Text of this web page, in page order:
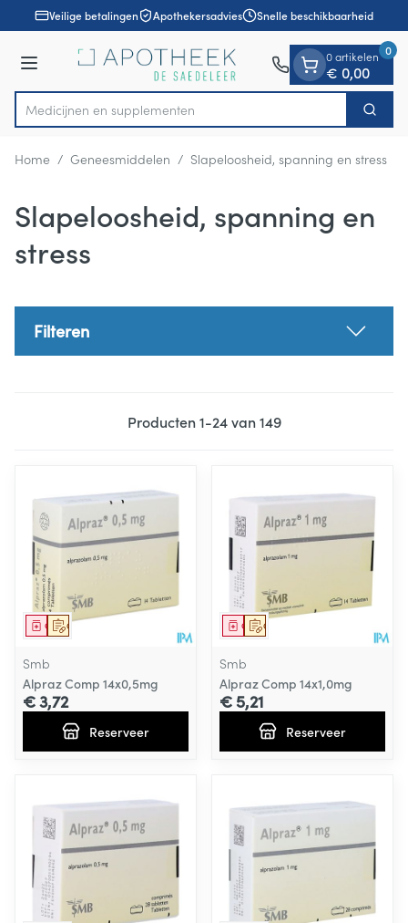
Ga naar de inhoud
1 van 1Veilige betalingen Apothekersadvies Snelle beschikbaarheid
Menu
Product, merk, categorie...
Medicij Zoek
0 artikelen
€ 0,00
0
Home / Geneesmiddelen / Slapeloosheid, spanning en stress
Slapeloosheid, spanning en
stress
Filteren
Producten1-24van149
Op voorschrift
Geneesmiddel
Smb
Alpraz Comp 14x0,5mg
€ 3,72
Reserveer
Op voorschrift
Geneesmiddel
Smb
Alpraz Comp 14x1,0mg
€ 5,21
Reserveer